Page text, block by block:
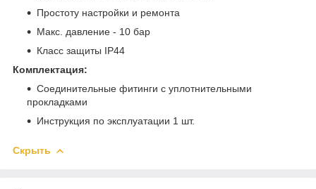
Простоту настройки и ремонта
Макс. давление - 10 бар
Класс защиты IP44
Комплектация:
Соединительные фитинги с уплотнительными
прокладками
Инструкция по эксплуатации 1 шт.
Скрыть